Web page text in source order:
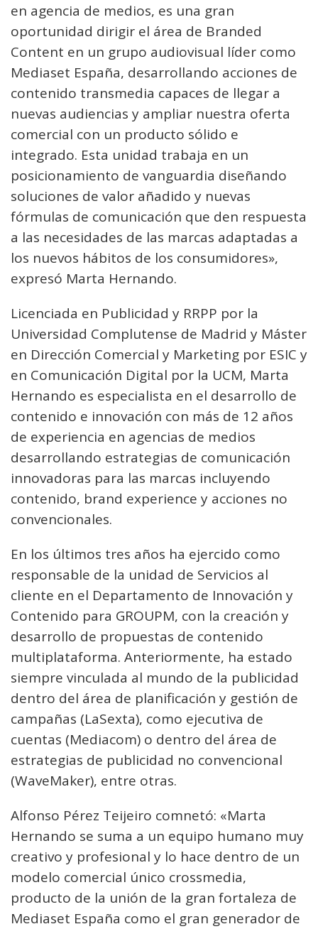
en agencia de medios, es una gran
oportunidad dirigir el área de Branded
Content en un grupo audiovisual líder como
Mediaset España, desarrollando acciones de
contenido transmedia capaces de llegar a
nuevas audiencias y ampliar nuestra oferta
comercial con un producto sólido e
integrado. Esta unidad trabaja en un
posicionamiento de vanguardia diseñando
soluciones de valor añadido y nuevas
fórmulas de comunicación que den respuesta
a las necesidades de las marcas adaptadas a
los nuevos hábitos de los consumidores»,
expresó Marta Hernando.
Licenciada en Publicidad y RRPP por la
Universidad Complutense de Madrid y Máster
en Dirección Comercial y Marketing por ESIC y
en Comunicación Digital por la UCM, Marta
Hernando es especialista en el desarrollo de
contenido e innovación con más de 12 años
de experiencia en agencias de medios
desarrollando estrategias de comunicación
innovadoras para las marcas incluyendo
contenido, brand experience y acciones no
convencionales.
En los últimos tres años ha ejercido como
responsable de la unidad de Servicios al
cliente en el Departamento de Innovación y
Contenido para GROUPM, con la creación y
desarrollo de propuestas de contenido
multiplataforma. Anteriormente, ha estado
siempre vinculada al mundo de la publicidad
dentro del área de planificación y gestión de
campañas (LaSexta), como ejecutiva de
cuentas (Mediacom) o dentro del área de
estrategias de publicidad no convencional
(WaveMaker), entre otras.
Alfonso Pérez Teijeiro comnetó: «Marta
Hernando se suma a un equipo humano muy
creativo y profesional y lo hace dentro de un
modelo comercial único crossmedia,
producto de la unión de la gran fortaleza de
Mediaset España como el gran generador de